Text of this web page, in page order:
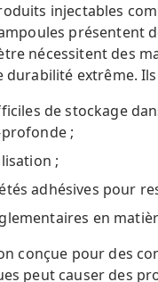
injectables
présentent
nécessitent des
extrême.
de stockage
;
;
adhésives pour
en
conçue pour des
peut causer des